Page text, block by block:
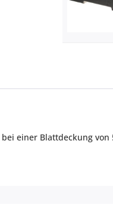
bei einer Blattdeckung von